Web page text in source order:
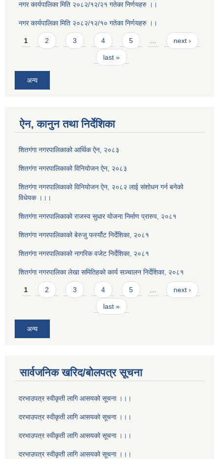
नगर कार्यपालिका मिति २०८२/१२/२१ गतेका निर्णयहरु ।।
नगर कार्यपालिका मिति २०८२/१२/१० गतेका निर्णयहरु ।।
Pages
1 2 3 4 5 … next ›
last »
अन्य
ऐन, कानुन तथा निर्देशिका
शितगंगा नगरपालिकाको आर्थिक ऐन, २०८३
शितगंगा नगरपालिकाको विनियोजन ऐन, २०८३
शितगंगा नगरपालिकाको विनियोजन ऐन, २०८२ लाई संशोधन गर्न बनेको
विधेयक ।।।
शितगंगा नगरपालिकाको राजस्व सुधार योजना निर्माण प्रारुप, २०८१
शितगंगा नगरपालिकाको बेरुजु फर्स्यौट निर्देशिका, २०८१
शितगंगा नगरपालिकाको नागरिक वजेट निर्देशिका, २०८१
शितगंगा नगरपालिका लेखा समितिहको कार्य सञ्चालन निर्देशिका, २०८१
Pages
1 2 3 4 5 next ›
last »
अन्य
सार्वजनिक खरिद/बोलपत्र सूचना
दरभाउपत्र स्वीकृती लागि आसयको सूचना ।।।
दरभाउपत्र स्वीकृती लागि आसयको सूचना ।।।
दरभाउपत्र स्वीकृती लागि आसयको सूचना ।।।
दरभाउपत्र स्वीकृती लागि आसयको सूचना ।।।